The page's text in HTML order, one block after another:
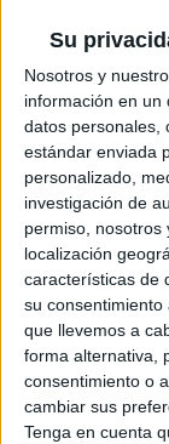
Su
Nosotros y
información en un
datos personales,
estándar enviada
personalizado,
investigación de
permiso, nosotros
localización
características de
su
que llevemos a
forma alternativa,
consentimiento o
cambiar sus
Tenga en cuenta
virber 02/01/2013
Alguien sabe
Estoy en 1º de
curso 2013-14 se
nueva Prueba de
Con la nueva ley
de bachiller y con
que la
es una prueba
Blog de virber